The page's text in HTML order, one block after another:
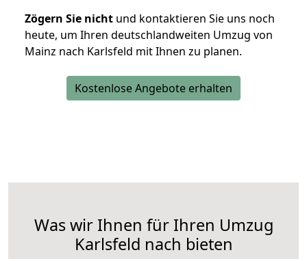
Zögern Sie nicht und kontaktieren Sie uns noch
heute, um Ihren deutschlandweiten Umzug von
Mainz nach Karlsfeld mit Ihnen zu planen.
Kostenlose Angebote erhalten
Was wir Ihnen für Ihren Umzug
Karlsfeld nach bieten